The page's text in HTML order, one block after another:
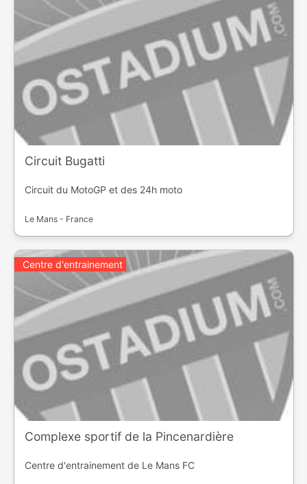
Circuit Bugatti
Circuit du MotoGP et des 24h moto
Le Mans - France
Centre d'entrainement
Complexe sportif de la Pincenardière
Centre d'entrainement de Le Mans FC